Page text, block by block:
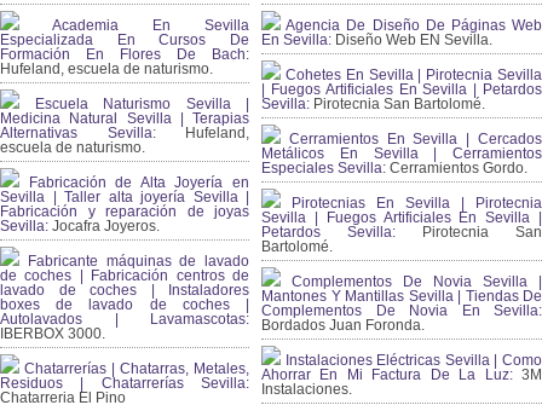
Academia En Sevilla
Especializada En Cursos De
Formación En Flores De Bach:
Hufeland, escuela de naturismo.
Escuela Naturismo Sevilla |
Medicina Natural Sevilla | Terapias
Alternativas Sevilla: Hufeland,
escuela de naturismo.
Fabricación de Alta Joyería en
Sevilla | Taller alta joyería Sevilla |
Fabricación y reparación de joyas
Sevilla: Jocafra Joyeros.
Fabricante máquinas de lavado
de coches | Fabricación centros de
lavado de coches | Instaladores
boxes de lavado de coches |
Autolavados | Lavamascotas:
IBERBOX 3000.
Chatarrerías | Chatarras, Metales,
Residuos | Chatarrerías Sevilla:
Chatarreria El Pino
Agencia De Diseño De Páginas Web
En Sevilla: Diseño Web EN Sevilla.
Cohetes En Sevilla | Pirotecnia Sevilla
| Fuegos Artificiales En Sevilla | Petardos
Sevilla: Pirotecnia San Bartolomé.
Cerramientos En Sevilla | Cercados
Metálicos En Sevilla | Cerramientos
Especiales Sevilla: Cerramientos Gordo.
Pirotecnias En Sevilla | Pirotecnia
Sevilla | Fuegos Artificiales En Sevilla |
Petardos Sevilla: Pirotecnia San
Bartolomé.
Complementos De Novia Sevilla |
Mantones Y Mantillas Sevilla | Tiendas De
Complementos De Novia En Sevilla:
Bordados Juan Foronda.
Instalaciones Eléctricas Sevilla | Como
Ahorrar En Mi Factura De La Luz:3M
Instalaciones.